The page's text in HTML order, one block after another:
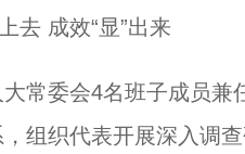
成效“显”出来
委会4名班子成员兼
组织代表开展深入调查